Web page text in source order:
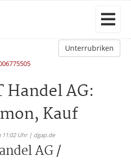
Unterrubriken
Handel AG:
Kauf
11:02 Uhr | dgap.de
AG /